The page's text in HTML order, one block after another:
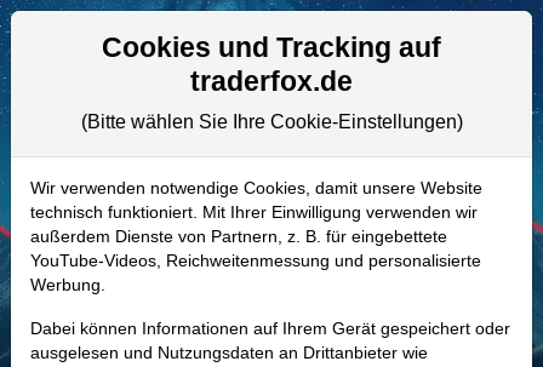
Aktien- und Artikelsuche
853373 | PER–Pernod-Ricard Aktie
Realtime-Aktienkurs:
-
-
Marktkapitalisierung 17,65 Mrd. EUR
Cookies und Tracking auf
traderfox.de
(Bitte wählen Sie Ihre Cookie-Einstellungen)
Wir verwenden notwendige Cookies, damit unsere Website
technisch funktioniert. Mit Ihrer Einwilligung verwenden wir
außerdem Dienste von Partnern, z. B. für eingebettete
YouTube-Videos, Reichweitenmessung und personalisierte
Werbung.
Dabei können Informationen auf Ihrem Gerät gespeichert oder
ausgelesen und Nutzungsdaten an Drittanbieter wie